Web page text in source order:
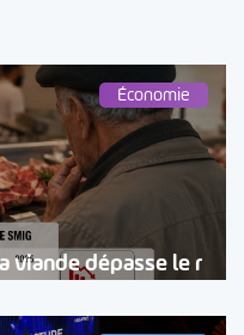
Économie
viande dépasse le r